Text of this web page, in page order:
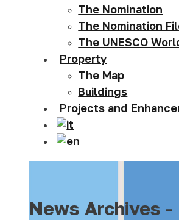
The Nomination
The Nomination
The UNESCO
Property
The Map
Buildings
Projects and
News Archives -